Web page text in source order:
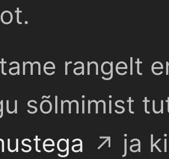
rangelt
sõlmimist
ja